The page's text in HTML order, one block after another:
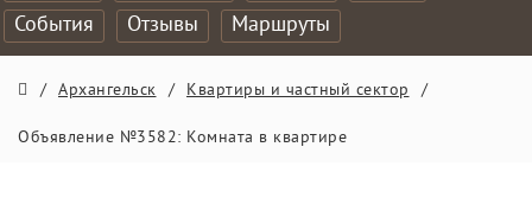
События
Отзывы Маршруты
/ Архангельск / Квартиры и частный сектор /
Объявление №3582: Комната в квартире